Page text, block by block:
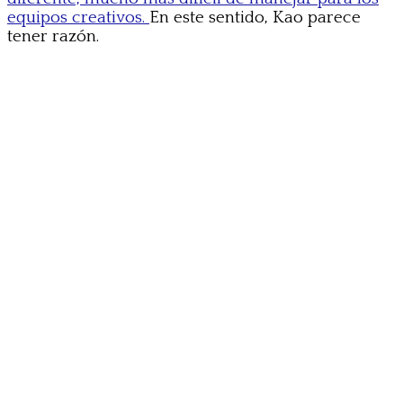
equipos creativos. En este sentido, Kao parece
tener razón.